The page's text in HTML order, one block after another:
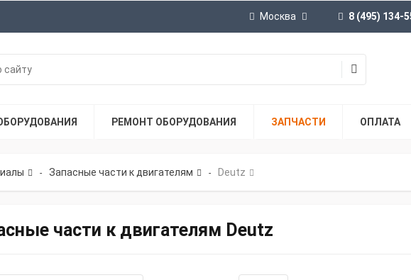
Москва 8 (495) 134-
РЕМОНТ ОБОРУДОВАНИЯ ЗАПЧАСТИ ОПЛАТА
- Запасные части к двигателям - Deutz
части к двигателям Deutz